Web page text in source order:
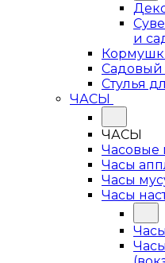
и
Садовый
Стулья
ЧАСЫ
ЧАСЫ
Часовые
Часы
Часы
Часы